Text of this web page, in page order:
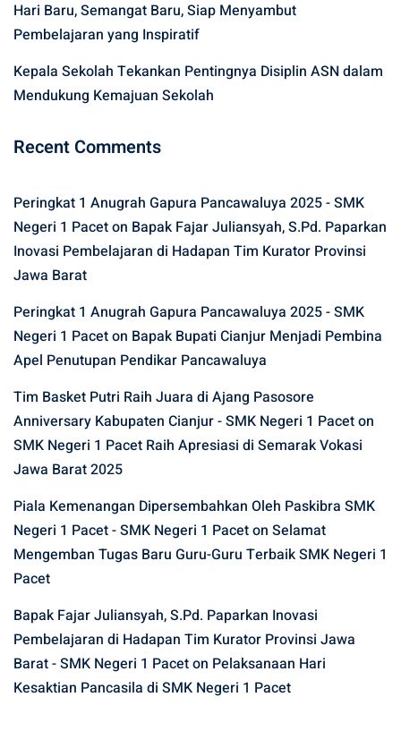
Hari Baru, Semangat Baru, Siap Menyambut
Pembelajaran yang Inspiratif
Kepala Sekolah Tekankan Pentingnya Disiplin ASN dalam
Mendukung Kemajuan Sekolah
Recent Comments
Peringkat 1 Anugrah Gapura Pancawaluya 2025 - SMK
Negeri 1 Paceton Bapak Fajar Juliansyah, S.Pd. Paparkan
Inovasi Pembelajaran di Hadapan Tim Kurator Provinsi
Jawa Barat
Peringkat 1 Anugrah Gapura Pancawaluya 2025 - SMK
Negeri 1 Paceton Bapak Bupati Cianjur Menjadi Pembina
Apel Penutupan Pendikar Pancawaluya
Tim Basket Putri Raih Juara di Ajang Pasosore
Anniversary Kabupaten Cianjur - SMK Negeri 1 Paceton
SMK Negeri 1 Pacet Raih Apresiasi di Semarak Vokasi
Jawa Barat 2025
Piala Kemenangan Dipersembahkan Oleh Paskibra SMK
Negeri 1 Pacet - SMK Negeri 1 Paceton Selamat
Mengemban Tugas Baru Guru-Guru Terbaik SMK Negeri 1
Pacet
Bapak Fajar Juliansyah, S.Pd. Paparkan Inovasi
Pembelajaran di Hadapan Tim Kurator Provinsi Jawa
Barat - SMK Negeri 1 Paceton Pelaksanaan Hari
Kesaktian Pancasila di SMK Negeri 1 Pacet